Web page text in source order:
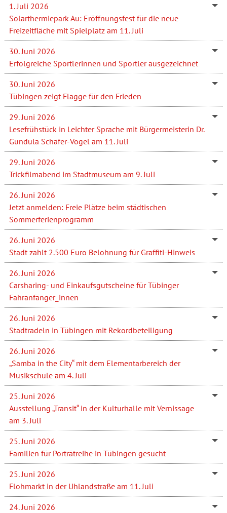
1. Juli 2026
Solarthermiepark Au: Eröffnungsfest für die neue
Freizeitfläche mit Spielplatz am 11. Juli
30. Juni 2026
Erfolgreiche Sportlerinnen und Sportler ausgezeichnet
30. Juni 2026
Tübingen zeigt Flagge für den Frieden
29. Juni 2026
Lesefrühstück in Leichter Sprache mit Bürgermeisterin Dr.
Gundula Schäfer-Vogel am 11. Juli
29. Juni 2026
Trickfilmabend im Stadtmuseum am 9. Juli
26. Juni 2026
Jetzt anmelden: Freie Plätze beim städtischen
Sommerferienprogramm
26. Juni 2026
Stadt zahlt 2.500 Euro Belohnung für Graffiti-Hinweis
26. Juni 2026
Carsharing- und Einkaufsgutscheine für Tübinger
Fahranfänger_innen
26. Juni 2026
Stadtradeln in Tübingen mit Rekordbeteiligung
26. Juni 2026
„Samba in the City“ mit dem Elementarbereich der
Musikschule am 4. Juli
25. Juni 2026
Ausstellung „Transit“ in der Kulturhalle mit Vernissage
am 3. Juli
25. Juni 2026
Familien für Porträtreihe in Tübingen gesucht
25. Juni 2026
Flohmarkt in der Uhlandstraße am 11. Juli
24. Juni 2026